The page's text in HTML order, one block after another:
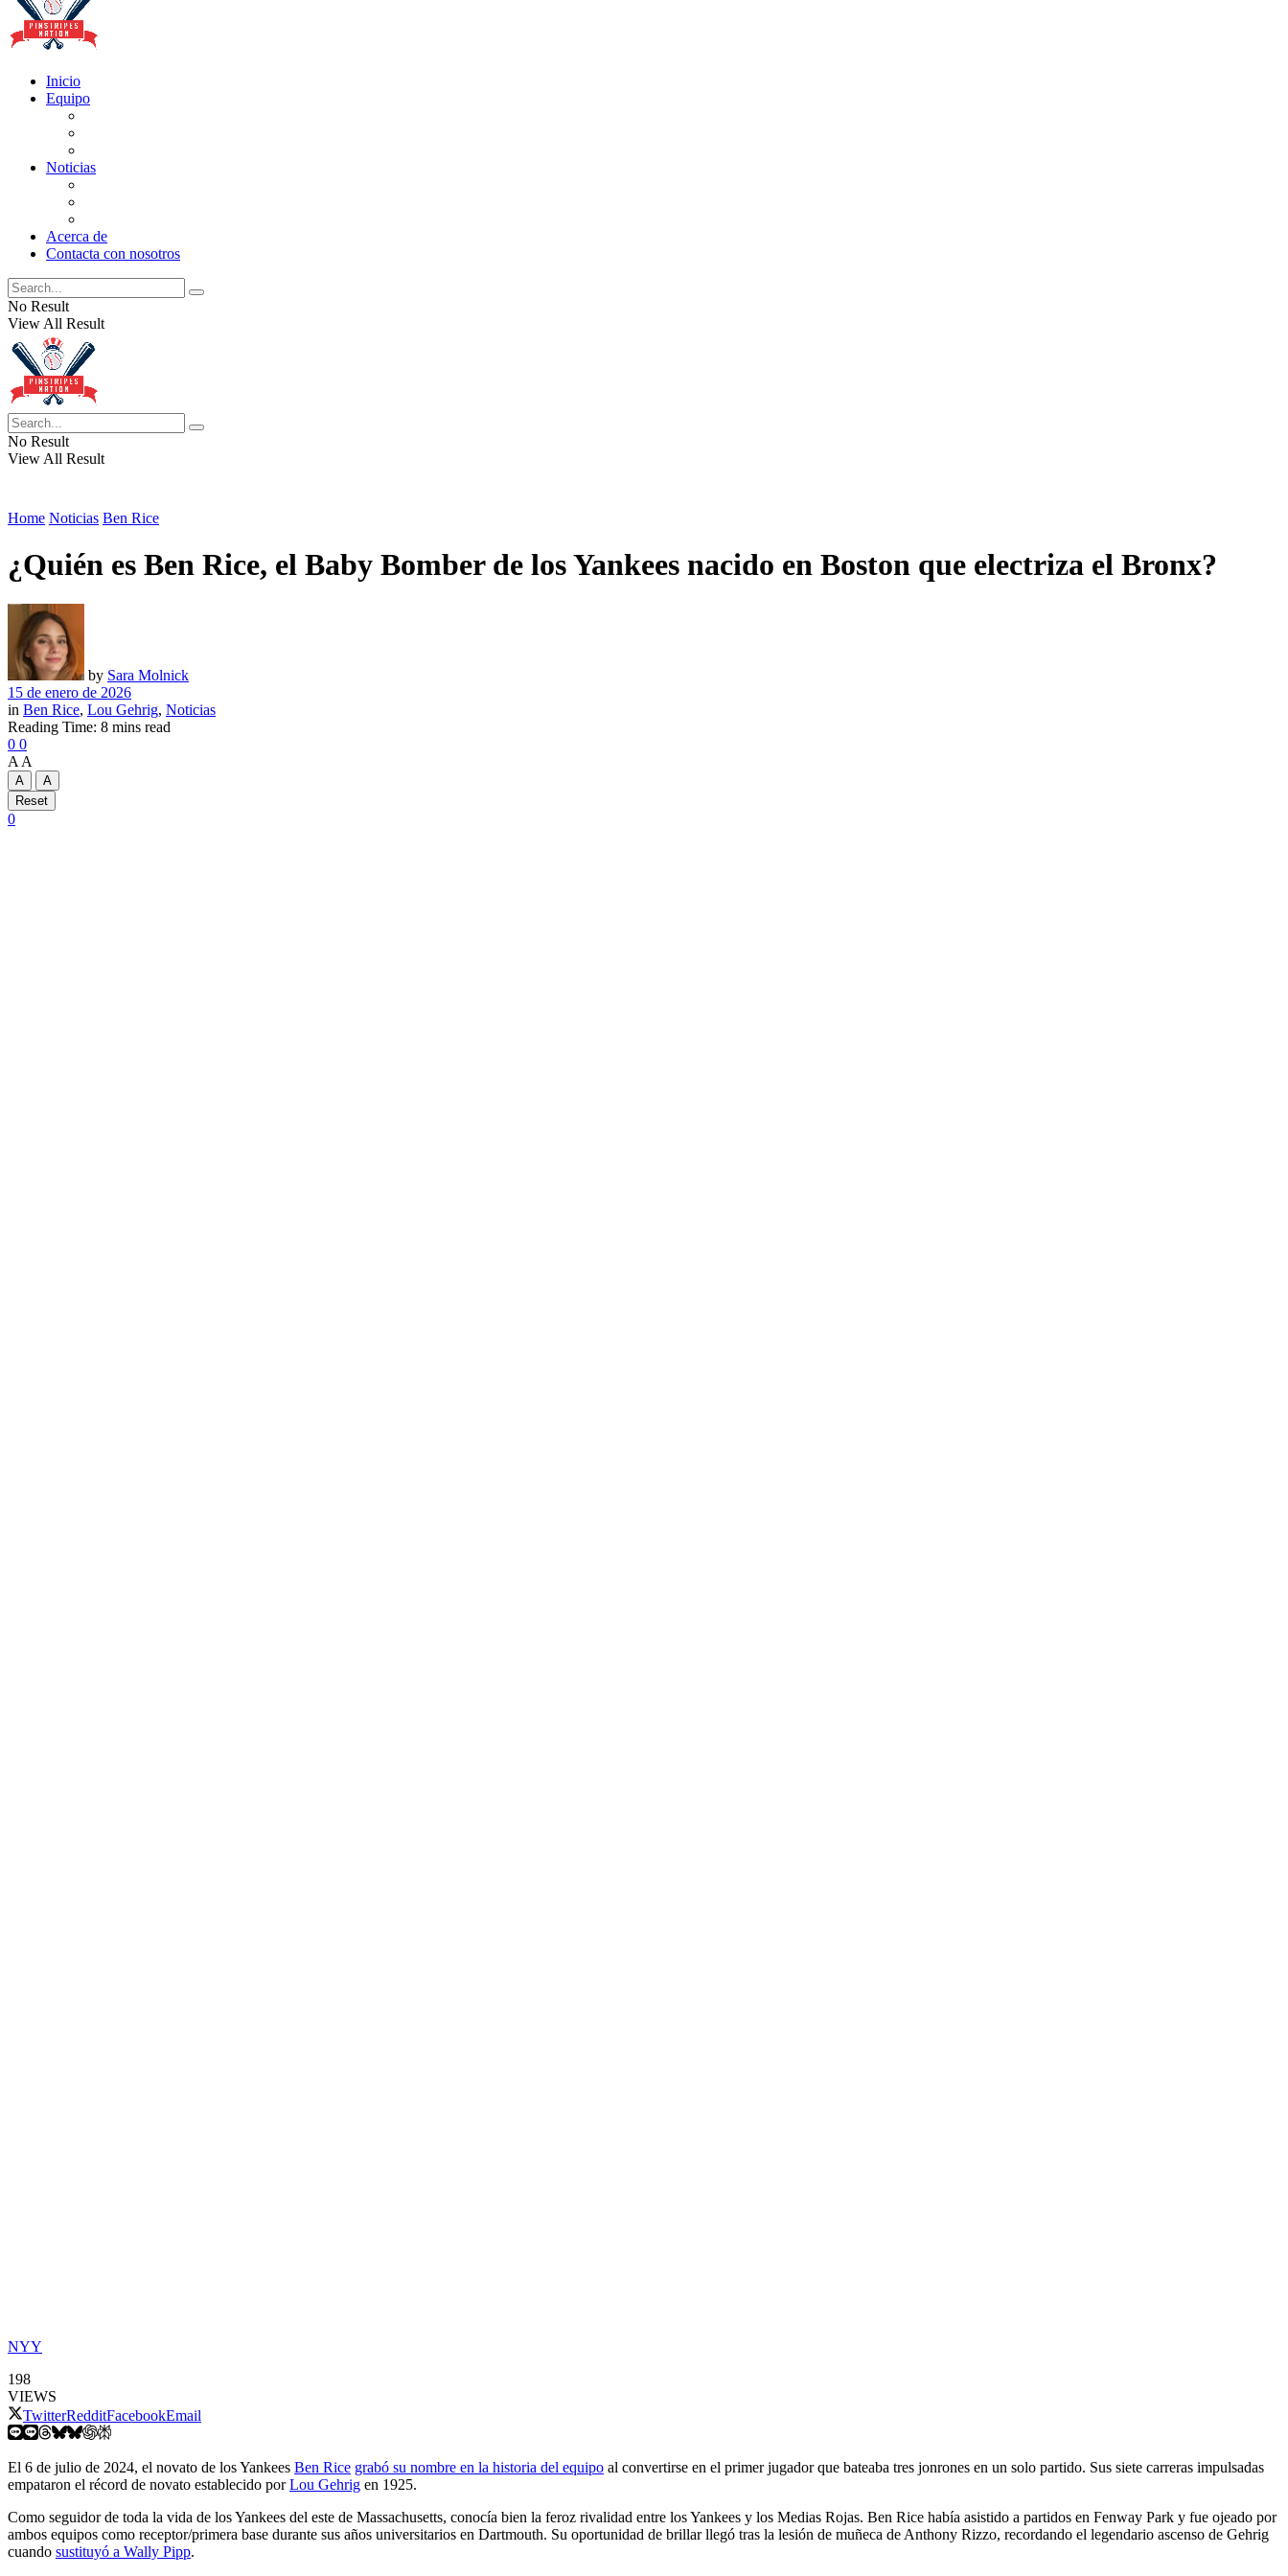
to
Inicio
Equipo
Noticias
Acerca de
Contacta con nosotros
No Result
View All Result
No Result
View All Result
Home Noticias Ben Rice
¿Quién es Ben Rice, el Baby Bomber de los Yankees nacido en Boston que electriza el Bronx?
by Sara Molnick
15 de enero de 2026
in Ben Rice, Lou Gehrig, Noticias
Reading Time: 8 mins read
0 0
A A
A
A
Reset
0
NYY
198
VIEWS
TwitterRedditFacebookEmail
El 6 de julio de 2024, el novato de los Yankees Ben Rice grabó su nombre en la historia del equipo al convertirse en el primer jugador que bateaba tres jonrones en un solo partido. Sus siete carreras impulsadas
empataron el récord de novato establecido porLou Gehrig en 1925.
Como seguidor de toda la vida de los Yankees del este de Massachusetts, conocía bien la feroz rivalidad entre los Yankees y los Medias Rojas. Ben Rice había asistido a partidos en Fenway Park y fue ojeado por
ambos equipos como receptor/primera base durante sus años universitarios en Dartmouth. Su oportunidad de brillar llegó tras la lesión de muñeca de Anthony Rizzo, recordando el legendario ascenso de Gehrig
cuando sustituyó a Wally Pipp.